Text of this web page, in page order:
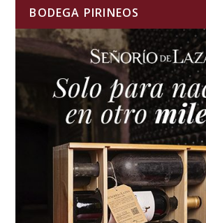
BODEGA PIRINEOS